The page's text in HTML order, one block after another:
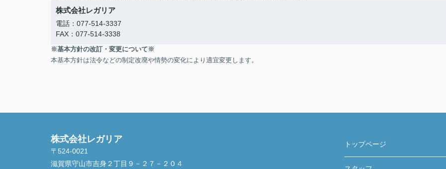
株式会社レガリア
電話：077-514-3337
FAX：077-514-3338
※基本方針の改訂・変更について※
本基本方針は法令などの制定改廃や情勢の変化により適宜変更します。
株式会社レガリア
〒524-0021
滋賀県守山市吉身２丁目９－２７－２０４
トップページ